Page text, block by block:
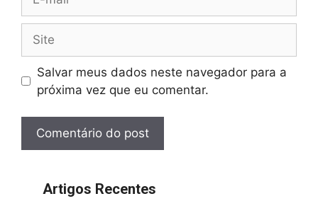
mail
Salvar meus dados neste navegador para a
próxima vez que eu comentar.
Artigos Recentes